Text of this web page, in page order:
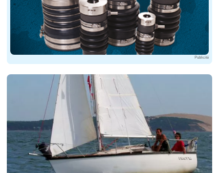
Publicité